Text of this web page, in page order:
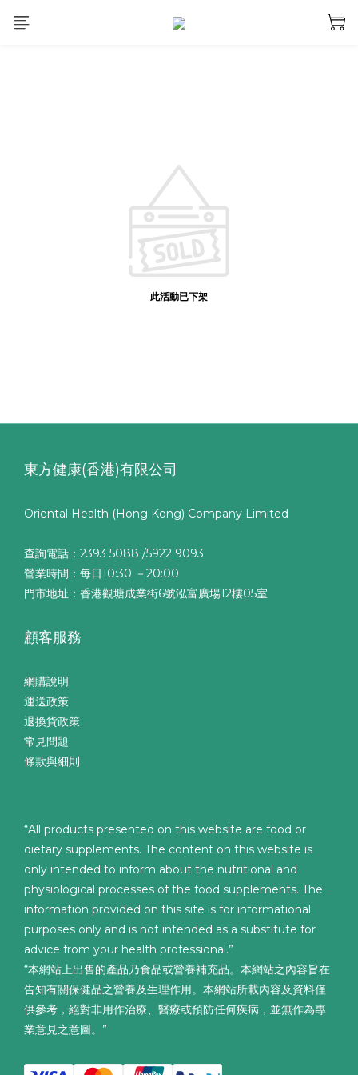
此活動已下架
東方健康(香港)有限公司
Oriental Health (Hong Kong) Company Limited
查詢電話：2393 5088 /5922 9093
營業時間：每日10:30 －20:00
門市地址：香港觀塘成業街6號泓富廣場12樓05室
顧客服務
網購說明
運送政策
退換貨政策
常見問題
條款與細則
“All products presented on this website are food or
dietary supplements. The content on this website is
only intended to inform about the nutritional and
physiological processes of the food supplements. The
information provided on this site is for informational
purposes only and is not intended as a substitute for
advice from your health professional.”
“本網站上出售的產品乃食品或營養補充品。本網站之內容旨在
告知有關保健品之營養及生理作用。本網站所載內容及資料僅
供參考，絕對非用作治療、醫療或預防任何疾病，並無作為專
業意見之意圖。”